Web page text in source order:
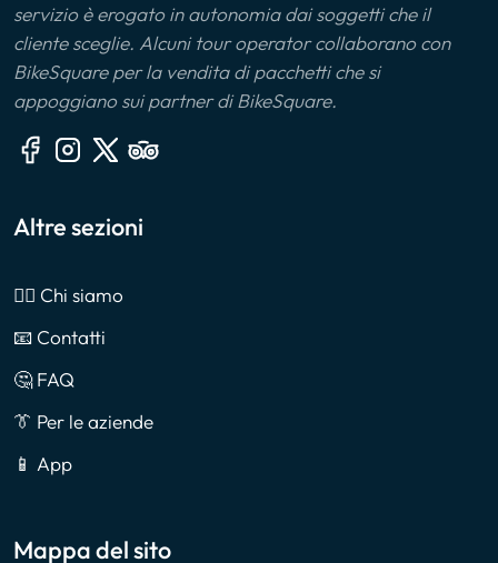
servizio è erogato in autonomia dai soggetti che il
cliente sceglie. Alcuni tour operator collaborano con
BikeSquare per la vendita di pacchetti che si
appoggiano sui partner di BikeSquare.
Altre sezioni
🙎‍♂️ Chi siamo
📧 Contatti
🤔 FAQ
👔 Per le aziende
📱 App
Mappa del sito